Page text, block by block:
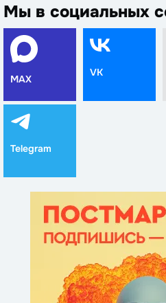
Мы в социальных
MAX
VK
Telegram